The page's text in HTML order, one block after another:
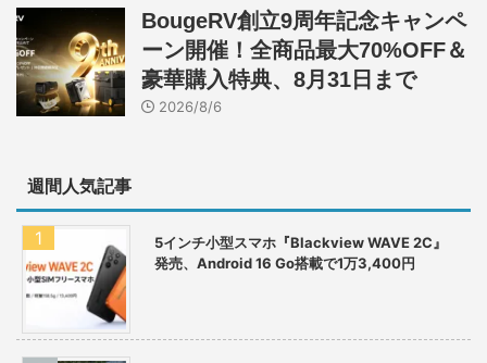
BougeRV創立9周年記念キャンペ
ーン開催！全商品最大70%OFF＆
豪華購入特典、8月31日まで
2026/8/6
週間人気記事
5インチ小型スマホ『Blackview WAVE 2C』
発売、Android 16 Go搭載で1万3,400円